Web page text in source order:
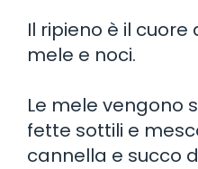
Il ripieno è il
mele e noci.
Le mele vengono
fette sottili e
cannella e succo